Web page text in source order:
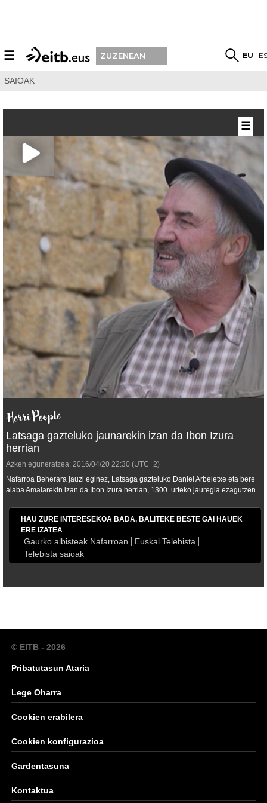
☰ ZUZENEAN EU
SAIOAK
Latsaga gazteluko jaunarekin izan da Ibon Izura
herrian
Azken eguneratzea: 2016/04/20 22:30 (UTC+2)
Nafarroa Beherara jauzi eginez, Latsaga gazteluko Daniel Arbeletxe eta bere
alaba Amaiarekin izan da Ibon Izura herrian, 1300. urteko jauregia ezagutzen.
HAU ZURE INTERESEKOA BADA, BALITEKE BESTE GAI HAUEK
ERE IZATEA
Gaurko albisteak Nafarroan
Euskal Telebista
Telebista saioak
☰
© EITB - 2026
Pribatutasun Ataria
Lege Oharra
Cookien erabilera
Cookien konfigurazioa
Gardentasuna
Kontaktua